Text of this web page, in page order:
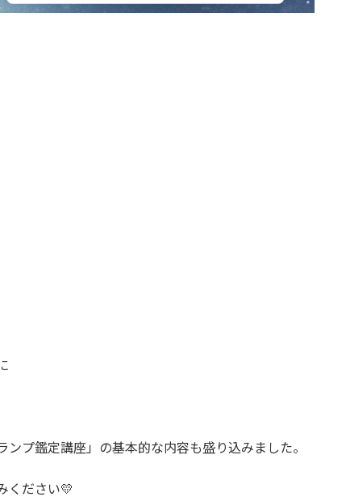
ンプ鑑定講座」の基本的な内容も盛り込みました。
ください💛